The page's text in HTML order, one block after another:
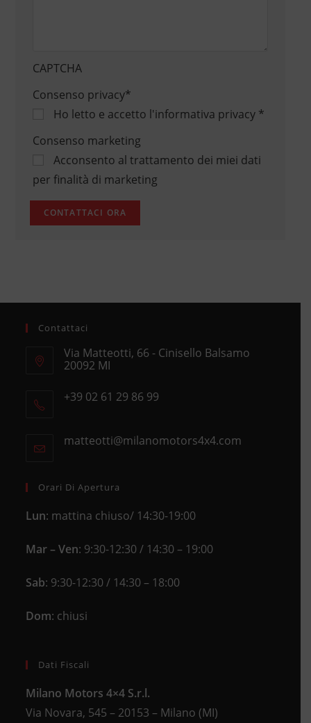
CAPTCHA
Consenso privacy*
Ho letto e accetto l'informativa privacy*
Consenso marketing
Acconsento al trattamento dei miei dati
per finalità di marketing
Contattaci
Via Matteotti, 66 - Cinisello Balsamo
20092 MI
in
+39 02 61 29 86 99
your
matteotti@milanomotors4x4.comOpens
Orari Di Apertura
Lun: mattina chiuso/ 14:30-19:00
Mar – Ven: 9:30-12:30 / 14:30 – 19:00
Sab: 9:30-12:30 / 14:30 – 18:00
Dom: chiusi
Dati Fiscali
Milano Motors 4×4 S.r.l.
Via Novara, 545 – 20153 – Milano (MI)